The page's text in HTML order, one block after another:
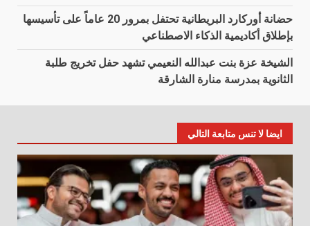
حضانة أوركارد البريطانية تحتفل بمرور 20 عاماً على تأسيسها
بإطلاق أكاديمية الذكاء الاصطناعي
الشيخة عزة بنت عبدالله النعيمي تشهد حفل تخريج طلبة
الثانوية بمدرسة منارة الشارقة
ايضا لا تنس متابعة التالي